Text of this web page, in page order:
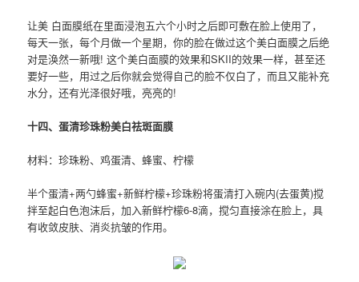
让美 白面膜纸在里面浸泡五六个小时之后即可敷在脸上使用了，
每天一张，每个月做一个星期，你的脸在做过这个美白面膜之后绝
对是涣然一新哦! 这个美白面膜的效果和SKII的效果一样，甚至还
要好一些，用过之后你就会觉得自己的脸不仅白了，而且又能补充
水分，还有光泽很好哦，亮亮的!
十四、蛋清珍珠粉美白祛斑面膜
材料：珍珠粉、鸡蛋清、蜂蜜、柠檬
半个蛋清+两勺蜂蜜+新鲜柠檬+珍珠粉将蛋清打入碗内(去蛋黄)搅
拌至起白色泡沫后，加入新鲜柠檬6-8滴，搅匀直接涂在脸上，具
有收敛皮肤、消炎抗皱的作用。